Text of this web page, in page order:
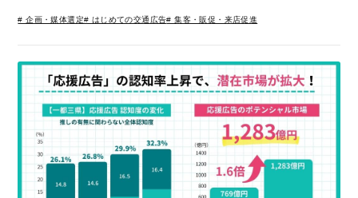
# 企画・媒体選定# はじめての交通広告# 集客・販促・来店促進